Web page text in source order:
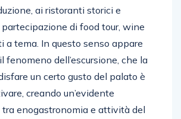
ai ristoranti storici e
partecipazione di food tour, wine
a tema. In questo senso appare
fenomeno dell’escursione, che la
un certo gusto del palato è
creando un’evidente
enogastronomia e attività del